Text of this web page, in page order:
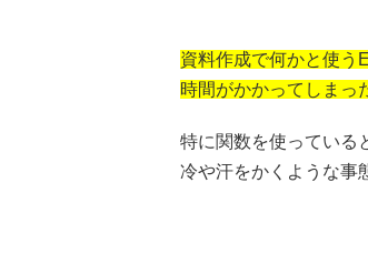
資料作成で何かと使う
時間がかかってしまっ
特に関数を使っている
冷や汗をかくような事